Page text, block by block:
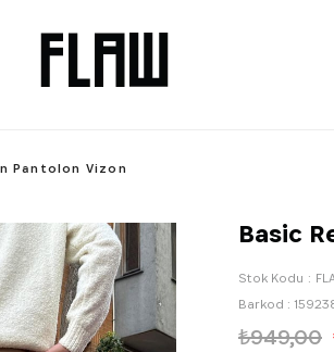
Pantolon Vizon
Basic
Stok Kodu
Barkod :
₺949,00